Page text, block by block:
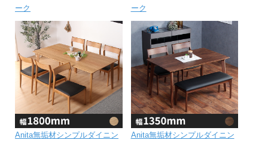
ーク
ーク
Anita無垢材シンプルダイニン
Anita無垢材シンプルダイニン